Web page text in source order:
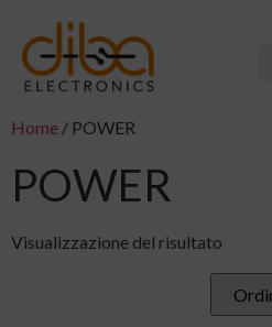
Home / POWER
POWER
Visualizzazione del risultato